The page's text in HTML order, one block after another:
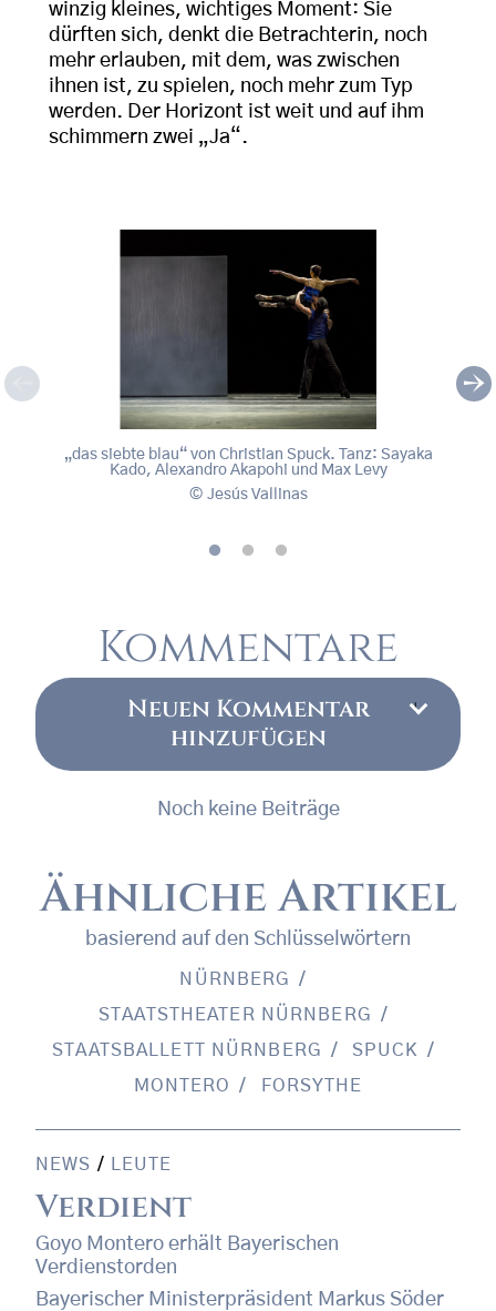
winzig kleines, wichtiges Moment: Sie
dürften sich, denkt die Betrachterin, noch
mehr erlauben, mit dem, was zwischen
ihnen ist, zu spielen, noch mehr zum Typ
werden. Der Horizont ist weit und auf ihm
schimmern zwei „Ja“.
, © Jesús Vallinas
„das siebte blau“ von Christian Spuck. Tanz: Sayaka
Kado, Alexandro Akapohi und Max Levy
Jesús Vallinas
Kommentare
Neuen Kommentar
hinzufügen
Noch keine Beiträge
Ähnliche Artikel
basierend auf den Schlüsselwörtern
NÜRNBERG
STAATSTHEATER NÜRNBERG
STAATSBALLETT NÜRNBERG
SPUCK
MONTERO
FORSYTHE
NEWS / LEUTE
Verdient
Goyo Montero erhält Bayerischen
Verdienstorden
Bayerischer Ministerpräsident Markus Söder